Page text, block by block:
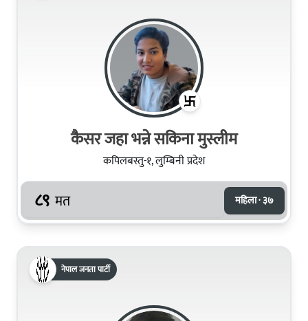
कैसर जहा भन्ने सकिना मुस्लीम​
कपिलबस्तु-१, लुम्बिनी प्रदेश
८९ मत महिला · ३७
नेपाल जनता पार्टी